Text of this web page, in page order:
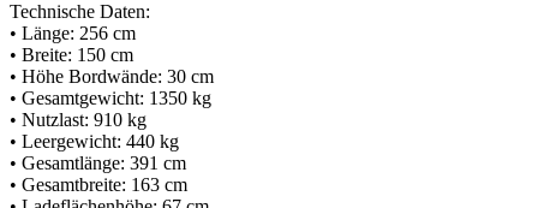
Technische Daten:
• Länge: 256 cm
• Breite: 150 cm
• Höhe Bordwände: 30 cm
• Gesamtgewicht: 1350 kg
• Nutzlast: 910 kg
• Leergewicht: 440 kg
• Gesamtlänge: 391 cm
• Gesamtbreite: 163 cm